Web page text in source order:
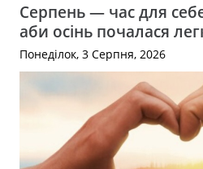
Серпень — час для
аби осінь почалася
Понеділок, 3 Серпня, 2026